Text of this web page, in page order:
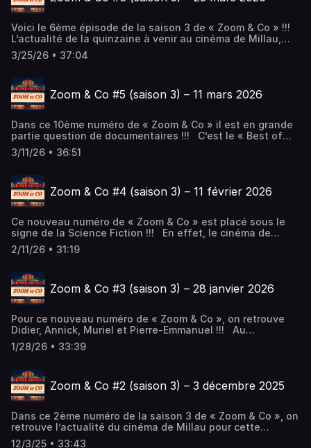
Voici le 6ème épisode de la saison 3 de « Zoom & Co » !!!
L’actualité de la quinzaine à venir au cinéma de Millau,
avec notamment la projection de Vol au dessus d’un nid
de coucou. Avec Didier, Muriel et Pierre-Emmanuel.
3/25/26 • 37:04
Zoom & Co #5 (saison 3) – 11 mars 2026
Dans ce 10ème numéro de « Zoom & Co » il est en grande
partie question de documentaires !!! C’est le « Best of
doc » en ce moment au cinéma de Millau. Pour en parler,
nous retrouvons Didier, Muriel et Annick avec comme
la projection du film « Soundtrack to a coup d’état » au
cinéma le vendredi 13 mars à 20h.
3/11/26 • 36:51
Zoom & Co #4 (saison 3) – 11 février 2026
Ce nouveau numéro de « Zoom & Co » est placé sous le
signe de la Science Fiction !!! En effet, le cinéma de
Millau accueille le festival des Mycéliades. Avec Didier,
Muriel, Annick et Pierre-Emmanuel.
2/11/26 • 31:19
Zoom & Co #3 (saison 3) – 28 janvier 2026
Pour ce nouveau numéro de « Zoom & Co », on retrouve
Didier, Annick, Muriel et Pierre-Emmanuel !!! Au
programme : Retour sur l’année 2025, fréquentation des
salles et coups de cœur Une mise en bouche de la
jours
1/28/26 • 33:39
Zoom & Co #2 (saison 3) – 3 décembre 2025
Dans ce 2ème numéro de la saison 3 de « Zoom & Co », on
retrouve l’actualité du cinéma de Millau pour cette
première quinzaine de décembre !!! Derrière les micros,
12/3/25 • 33:43